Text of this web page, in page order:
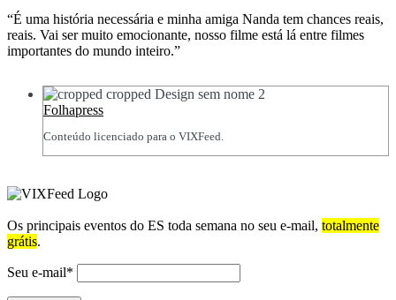
“É uma história necessária e minha amiga Nanda tem chances reais,
reais. Vai ser muito emocionante, nosso filme está lá entre filmes
importantes do mundo inteiro.”
Folhapress
Conteúdo licenciado para o VIXFeed.
Os principais eventos do ES toda semana no seu e-mail, totalmente
grátis.
Seu e-mail*